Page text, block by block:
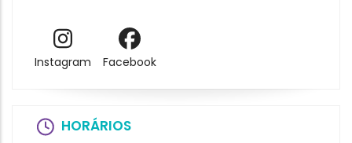
Instagram Facebook
HORÁRIOS